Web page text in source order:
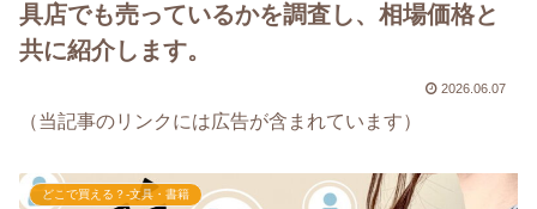
具店でも売っているかを調査し、相場価格と
共に紹介します。
2026.06.07
（当記事のリンクには広告が含まれています）
どこで買える？-文具・書籍